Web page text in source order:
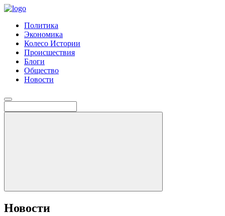
Политика
Экономика
Колесо Истории
Происшествия
Блоги
Общество
Новости
Новости